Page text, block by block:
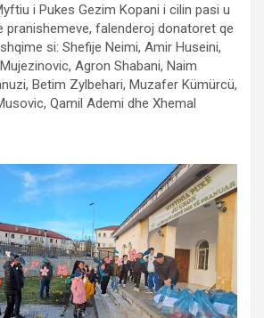
i Pukes Gezim Kopani i cilin pasi u
pranishemeve, falenderoj donatoret qe
si: Shefije Neimi, Amir Huseini,
Agron Shabani, Naim
Betim Zylbehari, Muzafer Kümürcü,
Qamil Ademi dhe Xhemal